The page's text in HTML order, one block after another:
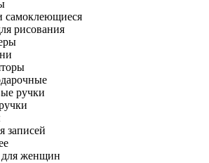
самоклеющиеся
рисования
ручки
записей
женщин